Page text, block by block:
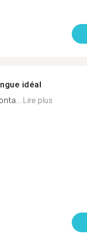
idéal
Lire plus